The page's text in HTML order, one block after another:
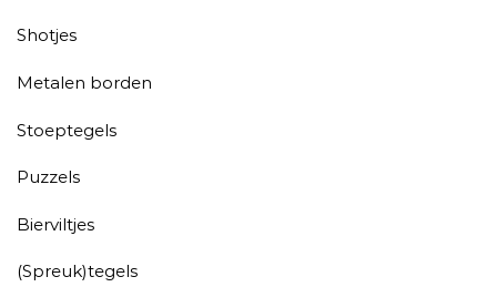
Shotjes
Metalen borden
Stoeptegels
Puzzels
Bierviltjes
(Spreuk)tegels